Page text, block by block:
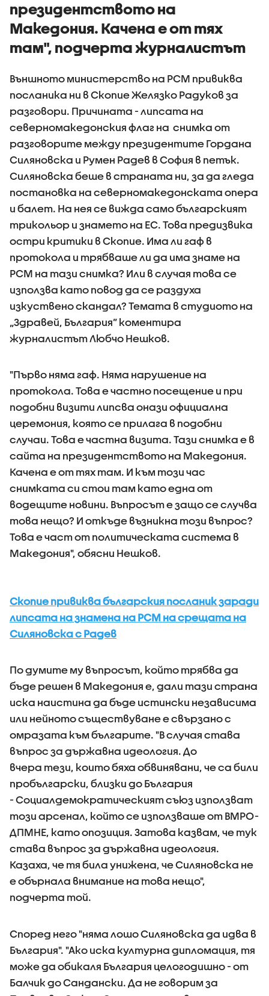
президентството на
Македония. Качена е от тях
там", подчерта журналистът
Външното министерство на РСМ привиква
посланика ни в Скопие Желязко Радуков за
разговори. Причината - липсата на
северномакедонския флаг на снимка от
разговорите между президентите Гордана
Силяновска и Румен Радев в София в петък.
Силяновска беше в страната ни, за да гледа
постановка на северномакедонската опера
и балет. На нея се вижда само българският
трикольор и знамето на ЕС. Това предизвика
остри критики в Скопие. Има ли гаф в
протокола и трябваше ли да има знаме на
РСМ на тази снимка? Или в случая това се
използва като повод да се раздуха
изкуствено скандал? Темата в студиото на
„Здравей, България” коментира
журналистът Любчо Нешков.
"Първо няма гаф. Няма нарушение на
протокола. Това е частно посещение и при
подобни визити липсва онази официална
церемония, която се прилага в подобни
случаи. Това е частна визита. Тази снимка е в
сайта на президентството на Македония.
Качена е от тях там. И към този час
снимката си стои там като една от
водещите новини. Въпросът е защо се случва
това нещо? И откъде възникна този въпрос?
Това е част от политическата система в
Македония", обясни Нешков.
Скопие привиква българския посланик заради
липсата на знамена на РСМ на срещата на
Силяновска с Радев
По думите му въпросът, който трябва да
бъде решен в Македония е, дали тази страна
иска наистина да бъде истински независима
или нейното съществуване е свързано с
омразата към българите. "В случая става
въпрос за държавна идеология. До
вчера тези, които бяха обвинявани, че са били
пробългарски, близки до България
- Социалдемократическият съюз използват
този арсенал, който се използваше от ВМРО-
ДПМНЕ, като опозиция. Затова казвам, че тук
става въпрос за държавна идеология.
Казаха, че тя била унижена, че Силяновска не
е обърнала внимание на това нещо",
подчерта той.
Според него "няма лошо Силяновска да идва в
България". "Ако иска културна дипломация, тя
може да обикаля България целогодишно - от
Балчик до Сандански. Да не говорим за